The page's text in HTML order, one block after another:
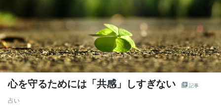
心を守るためには「共感」しすぎない 記事
占い